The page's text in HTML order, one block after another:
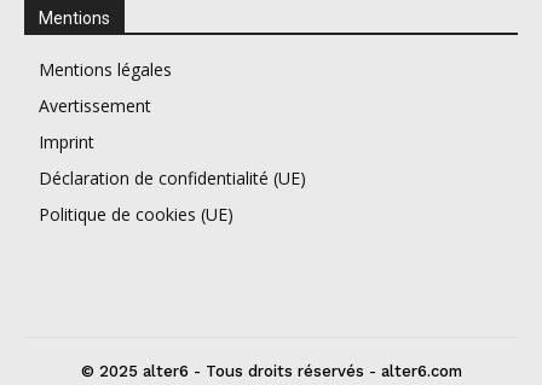
Mentions
Mentions légales
Avertissement
Imprint
Déclaration de confidentialité (UE)
Politique de cookies (UE)
© 2025 alter6 - Tous droits réservés - alter6.com